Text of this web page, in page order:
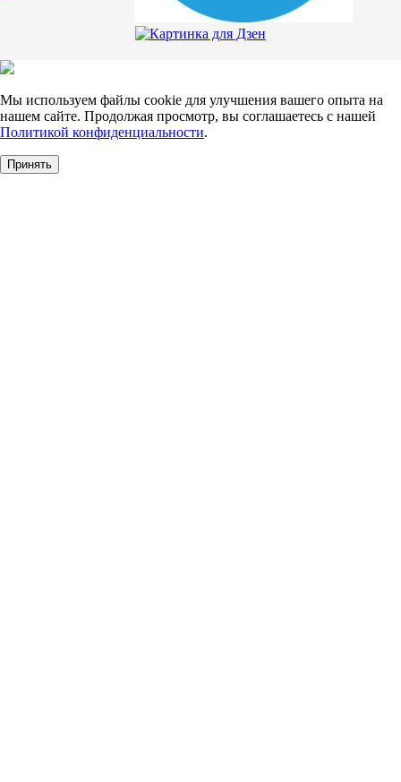
Мы используем файлы cookie для улучшения вашего опыта на
нашем сайте. Продолжая просмотр, вы соглашаетесь с нашей
Политикой конфиденциальности.
Принять